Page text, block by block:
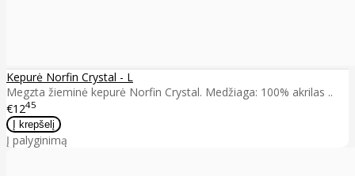
Kepurė Norfin Crystal - L
Megzta žieminė kepurė Norfin Crystal. Medžiaga: 100% akrilas ..
€1245
Į palyginimą